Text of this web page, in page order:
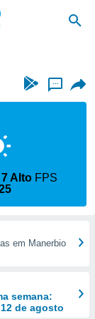
...
7 Alto FPS
em Manerbio
semana:
de agosto